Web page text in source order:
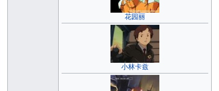
花园丽
小林卡兹